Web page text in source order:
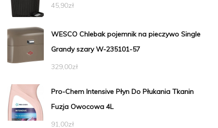
45,90zł
WESCO Chlebak pojemnik na pieczywo Single
Grandy szary W-235101-57
329,00zł
Pro-Chem Intensive Płyn Do Płukania Tkanin
Fuzja Owocowa 4L
91,00zł